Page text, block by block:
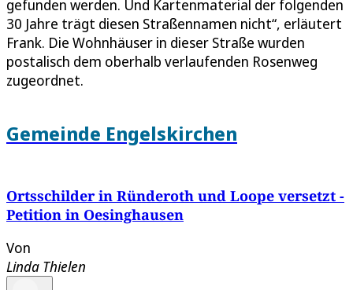
gefunden werden. Und Kartenmaterial der folgenden
30 Jahre trägt diesen Straßennamen nicht“, erläutert
Frank. Die Wohnhäuser in dieser Straße wurden
postalisch dem oberhalb verlaufenden Rosenweg
zugeordnet.
Gemeinde Engelskirchen
Ortsschilder in Ründeroth und Loope versetzt -
Petition in Oesinghausen
Von
Linda Thielen